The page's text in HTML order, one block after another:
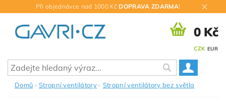
Při objednávce nad 1000 Kč DOPRAVA ZDARMA!
CZK EUR
0 Kč
Domů Stropní ventilátory Stropní ventilátory bez světla